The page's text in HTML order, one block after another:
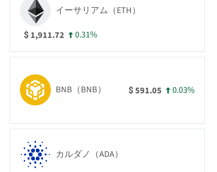
イーサリアム（ETH）
$ 1,911.72 0.31%
BNB（BNB） $591.05 0.03%
カルダノ（ADA）